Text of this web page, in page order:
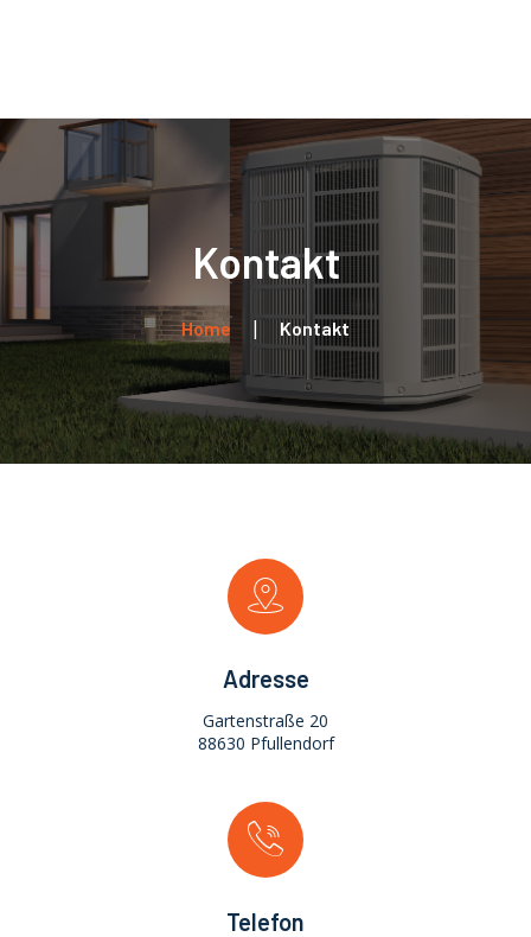
Leistungen
Kontakt
Kontakt
Home Kontakt
Adresse
Gartenstraße 20
88630 Pfullendorf
Telefon